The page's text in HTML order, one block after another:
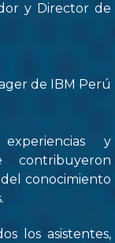
y Director de
de IBM Perú
y
conocimiento
los asistentes,